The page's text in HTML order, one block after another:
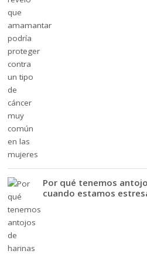
Por qué tenemos
cuando estamos